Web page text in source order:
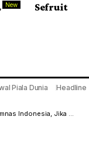
New Sefruit
Piala Dunia Headline
Seri, atau Kalah dari Arab Saudi